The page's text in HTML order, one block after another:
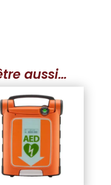
aussi…